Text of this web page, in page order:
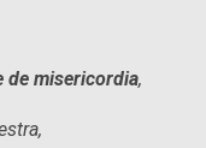
de misericordia,